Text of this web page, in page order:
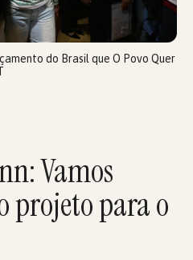
Vamos
projeto para o
do Brasil que O Povo Quer